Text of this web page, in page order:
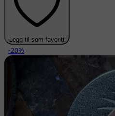
Legg til som favoritt
-20%